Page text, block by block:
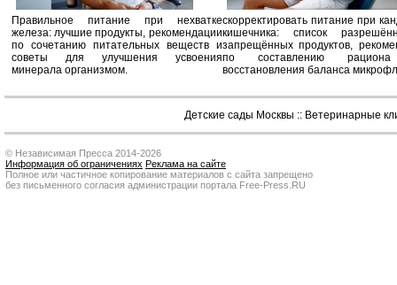
Правильное питание при нехватке
железа: лучшие продукты, рекомендации
по сочетанию питательных веществ и
советы для улучшения усвоения
минерала организмом.
скорректировать питание при
кишечника: список
запрещённых продуктов,
по составлению
восстановления баланса
Детские сады Москвы :: Ветеринарные
© Независимая Пресса 2014-2026
Информация об ограничениях Реклама на сайте
Полное или частичное копирование материалов с сайта запрещено
без письменного согласия администрации портала Free-Press.RU